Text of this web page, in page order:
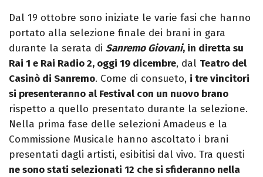
Dal 19 ottobre sono iniziate le varie fasi che hanno
portato alla selezione finale dei brani in gara
durante la serata di Sanremo Giovani, in diretta su
Rai 1 e Rai Radio 2, oggi 19 dicembre, dal Teatro del
Casinò di Sanremo. Come di consueto, i tre vincitori
si presenteranno al Festival con un nuovo brano
rispetto a quello presentato durante la selezione.
Nella prima fase delle selezioni Amadeus e la
Commissione Musicale hanno ascoltato i brani
presentati dagli artisti, esibitisi dal vivo. Tra questi
ne sono stati selezionati 12 che si sfideranno nella